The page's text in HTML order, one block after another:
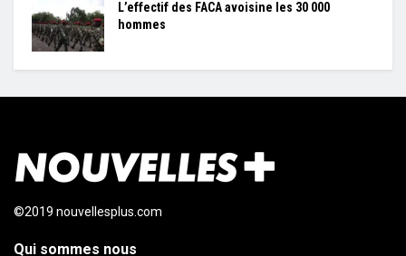
L’effectif des FACA avoisine les 30 000
hommes
©2019 nouvellesplus.com
Qui sommes nous